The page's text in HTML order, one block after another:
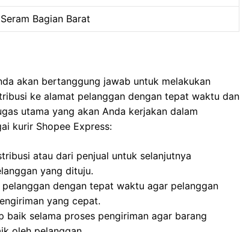
Bagian Barat
akan bertanggung jawab untuk melakukan
ke alamat pelanggan dengan tepat waktu dan
utama yang akan Anda kerjakan dalam
kurir Shopee Express:
atau dari penjual untuk selanjutnya
yang dituju.
dengan tepat waktu agar pelanggan
yang cepat.
baik selama proses pengiriman agar barang